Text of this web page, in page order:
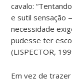
cavalo:
e sutil sensação
necessidade
pudesse ter
(LISPECTOR,
Em vez de